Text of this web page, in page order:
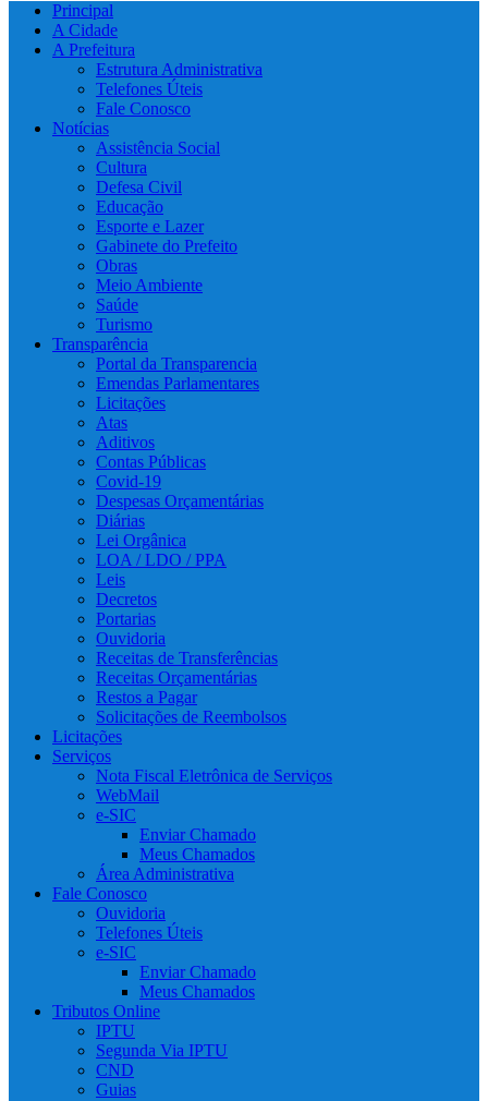
Principal
A Cidade
A Prefeitura
Estrutura Administrativa
Telefones Úteis
Fale Conosco
Notícias
Assistência Social
Cultura
Defesa Civil
Educação
Esporte e Lazer
Gabinete do Prefeito
Obras
Meio Ambiente
Saúde
Turismo
Transparência
Portal da Transparencia
Emendas Parlamentares
Licitações
Atas
Aditivos
Contas Públicas
Covid-19
Despesas Orçamentárias
Diárias
Lei Orgânica
LOA / LDO / PPA
Leis
Decretos
Portarias
Ouvidoria
Receitas de Transferências
Receitas Orçamentárias
Restos a Pagar
Solicitações de Reembolsos
Licitações
Serviços
Nota Fiscal Eletrônica de Serviços
WebMail
e-SIC
Enviar Chamado
Meus Chamados
Área Administrativa
Fale Conosco
Ouvidoria
Telefones Úteis
e-SIC
Enviar Chamado
Meus Chamados
Tributos Online
IPTU
Segunda Via IPTU
CND
Guias